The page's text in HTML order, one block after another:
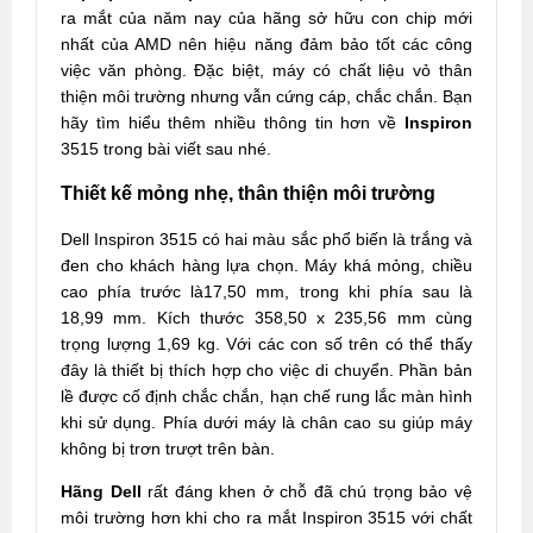
ra mắt của năm nay của hãng sở hữu con chip mới
nhất của AMD nên hiệu năng đảm bảo tốt các công
việc văn phòng. Đặc biệt, máy có chất liệu vỏ thân
thiện môi trường nhưng vẫn cứng cáp, chắc chắn. Bạn
hãy tìm hiểu thêm nhiều thông tin hơn về Inspiron
3515 trong bài viết sau nhé.
Thiết kế mỏng nhẹ, thân thiện môi trường
Dell Inspiron 3515 có hai màu sắc phổ biến là trắng và
đen cho khách hàng lựa chọn. Máy khá mỏng, chiều
cao phía trước là17,50 mm, trong khi phía sau là
18,99 mm. Kích thước 358,50 x 235,56 mm cùng
trọng lượng 1,69 kg. Với các con số trên có thể thấy
đây là thiết bị thích hợp cho việc di chuyển. Phần bản
lề được cố định chắc chắn, hạn chế rung lắc màn hình
khi sử dụng. Phía dưới máy là chân cao su giúp máy
không bị trơn trượt trên bàn.
Hãng Dell rất đáng khen ở chỗ đã chú trọng bảo vệ
môi trường hơn khi cho ra mắt Inspiron 3515 với chất